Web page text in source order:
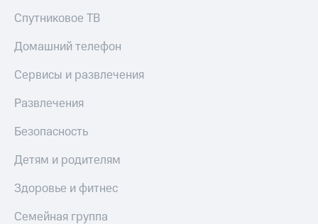
Спутниковое ТВ
Домашний телефон
Сервисы и развлечения
Развлечения
Безопасность
Детям и родителям
Здоровье и фитнес
Семейная группа